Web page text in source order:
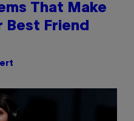
That Make
Best Friend